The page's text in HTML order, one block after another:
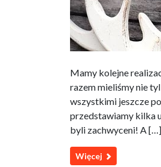
Mamy kolejne
razem mieliśmy nie
wszystkimi jeszcze
przedstawiamy kilka
byli zachwyceni! A […]
Więcej